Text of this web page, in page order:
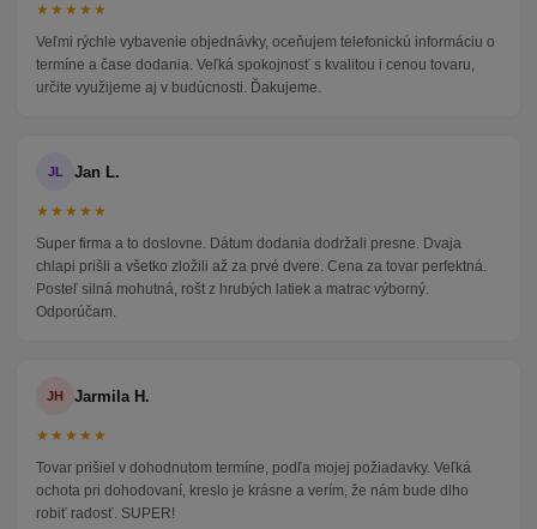
★★★★★
Veľmi rýchle vybavenie objednávky, oceňujem telefonickú informáciu o
termíne a čase dodania. Veľká spokojnosť s kvalitou i cenou tovaru,
určite využijeme aj v budúcnosti. Ďakujeme.
JL Jan L.
★★★★★
Super firma a to doslovne. Dátum dodania dodržali presne. Dvaja
chlapi prišli a všetko zložili až za prvé dvere. Cena za tovar perfektná.
Posteľ silná mohutná, rošt z hrubých latiek a matrac výborný.
Odporúčam.
JH Jarmila H.
★★★★★
Tovar prišiel v dohodnutom termíne, podľa mojej požiadavky. Veľká
ochota pri dohodovaní, kreslo je krásne a verím, že nám bude dlho
robiť radosť. SUPER!